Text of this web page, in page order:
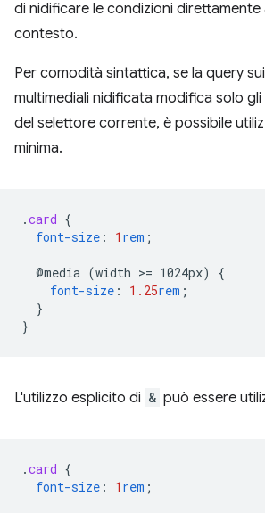
di nidificare le condizioni direttamente
contesto.
Per comodità sintattica, se la query
multimediali nidificata modifica solo
del selettore corrente, è possibile
minima.
.card {
font-size : 1 rem ;
@media (width >= 1024px)
{
font-size : 1.25rem ;
}
}
L'utilizzo esplicito di & può essere
.card {
font-size : 1 rem ;